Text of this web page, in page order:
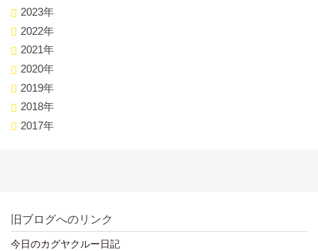
2023年
2022年
2021年
2020年
2019年
2018年
2017年
旧ブログへのリンク
今日のカグヤクルー日記